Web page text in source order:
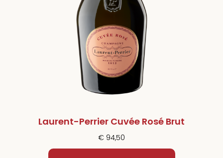
Laurent-Perrier Cuvée Rosé Brut
€ 94,50